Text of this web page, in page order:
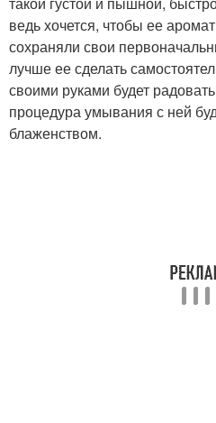
ведь хочется, чтобы ее
сохраняли свои
лучше ее сделать
своими руками будет
процедура умывания с ней
блаженством.